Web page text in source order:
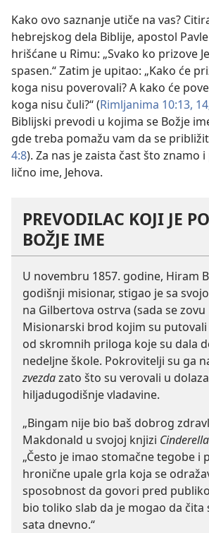
Kako ovo saznanje utiče na vas?
hebrejskog dela Biblije, apostol
hrišćane u Rimu: „Svako ko prizove
spasen.“ Zatim je upitao: „Kako će
koga nisu poverovali? A kako će
koga nisu čuli?“ (Rimljanima 10:13,
Biblijski prevodi u kojima se Božje
gde treba pomažu vam da se
4:8). Za nas je zaista čast što znamo
lično ime, Jehova.
PREVODILAC KOJI JE
BOŽJE IME
U novembru 1857. godine, Hiram
godišnji misionar, stigao je sa
na Gilbertova ostrva (sada se zovu
Misionarski brod kojim su
od skromnih priloga koje su dala
nedeljne škole. Pokrovitelji su ga
zvezdazato što su verovali u
hiljadugodišnje vladavine.
„Bingam nije bio baš dobrog
Makdonald u svojoj knjizi
„Često je imao stomačne tegobe i
hronične upale grla koja se
sposobnost da govori pred
bio toliko slab da je mogao da čita
sata dnevno.“